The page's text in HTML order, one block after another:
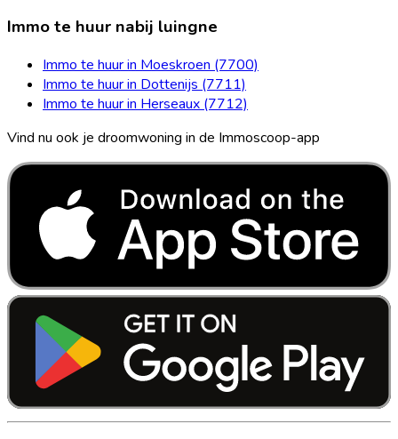
Immo te huur nabij luingne
Immo te huur in Moeskroen (7700)
Immo te huur in Dottenijs (7711)
Immo te huur in Herseaux (7712)
Vind nu ook je droomwoning in de Immoscoop-app